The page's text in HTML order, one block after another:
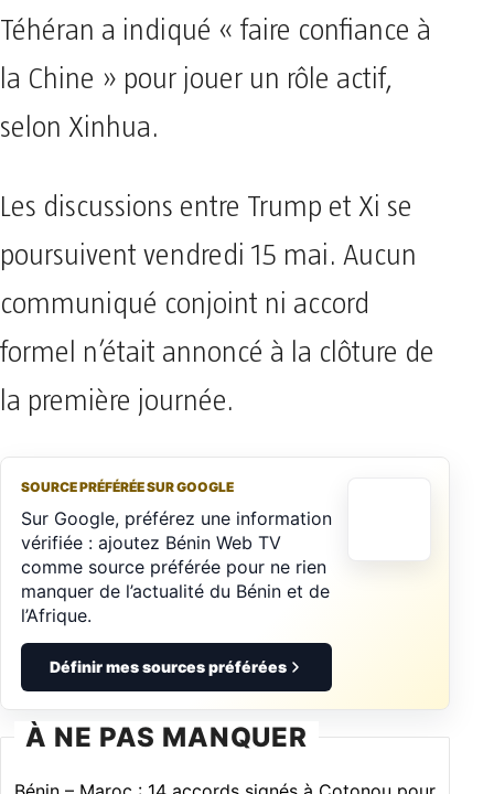
Téhéran a indiqué « faire confiance à
la Chine » pour jouer un rôle actif,
selon Xinhua.
Les discussions entre Trump et Xi se
poursuivent vendredi 15 mai. Aucun
communiqué conjoint ni accord
formel n’était annoncé à la clôture de
la première journée.
SOURCE PRÉFÉRÉE SUR GOOGLE
Sur Google, préférez une information
vérifiée : ajoutez Bénin Web TV
comme source préférée pour ne rien
manquer de l’actualité du Bénin et de
l’Afrique.
Définir mes sources préférées
À NE PAS MANQUER